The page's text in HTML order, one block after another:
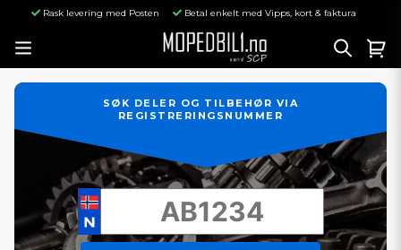
Rask levering med Posten Betal enkelt med Vipps, kort & faktura
SØK DELER OG TILBEHØR VIA
REGISTRERINGSNUMMER